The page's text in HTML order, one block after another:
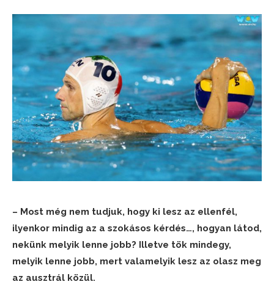
– Most még nem tudjuk, hogy ki lesz az ellenfél,
ilyenkor mindig az a szokásos kérdés…, hogyan látod,
nekünk melyik lenne jobb? Illetve tök mindegy,
melyik lenne jobb, mert valamelyik lesz az olasz meg
az ausztrál közül.